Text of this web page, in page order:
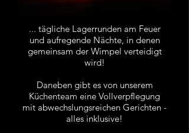
... tägliche Lagerrunden am Feuer
und aufregende Nächte, in denen
gemeinsam der Wimpel verteidigt
wird!
Daneben gibt es von unserem
Küchenteam eine Vollverpflegung
mit abwechslungsreichen Gerichten -
alles inklusive!